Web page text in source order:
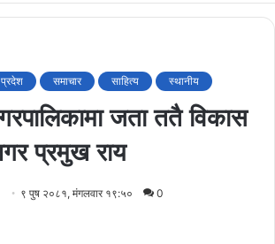
समाचार साहित्य स्थानीय
जता ततै विकास
प्रमुख राय
९ पुष २०८१, मंगलवार १९:५० 0